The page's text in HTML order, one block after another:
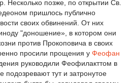
Несколько позже, по открытии Св.
пришлось публично
своих обвинений. От них
"доношение», в котором они
против Прокоповича в своих
просили прощения у Феофан
руководили Феофилакттом в
подозревают тут и затронутое